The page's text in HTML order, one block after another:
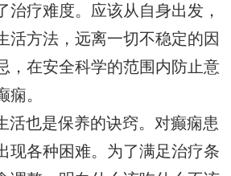
治疗难度。应该从自身出发，
活方法，远离一切不稳定的因
，在安全科学的范围内防止意
痫。
活也是保养的诀窍。对癫痫患
现各种困难。为了满足治疗条